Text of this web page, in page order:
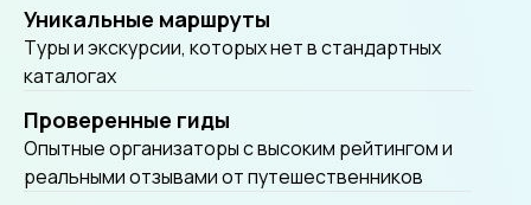
Уникальные маршруты
Tуры и экскурсии, которых нет в стандартных
каталогах
Проверенные гиды
Опытные организаторы с высоким рейтингом и
реальными отзывами от путешественников